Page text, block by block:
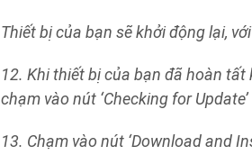
Thiết bị của bạn sẽ khởi động lại,
12. Khi thiết bị của bạn đã hoàn tất
chạm vào nút ‘Checking for Update’
13. Chạm vào nút ‘Download and